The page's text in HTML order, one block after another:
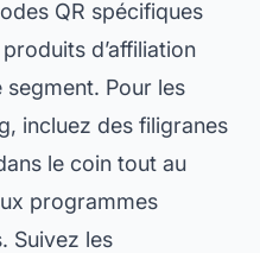
QR spécifiques
d’affiliation
segment. Pour les
incluez des filigranes
le coin tout au
programmes
Suivez les